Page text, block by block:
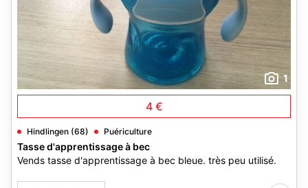
1
4 €
Hindlingen (68) Puériculture
Tasse d'apprentissage à bec
Vends tasse d'apprentissage à bec bleue. très peu utilisé.